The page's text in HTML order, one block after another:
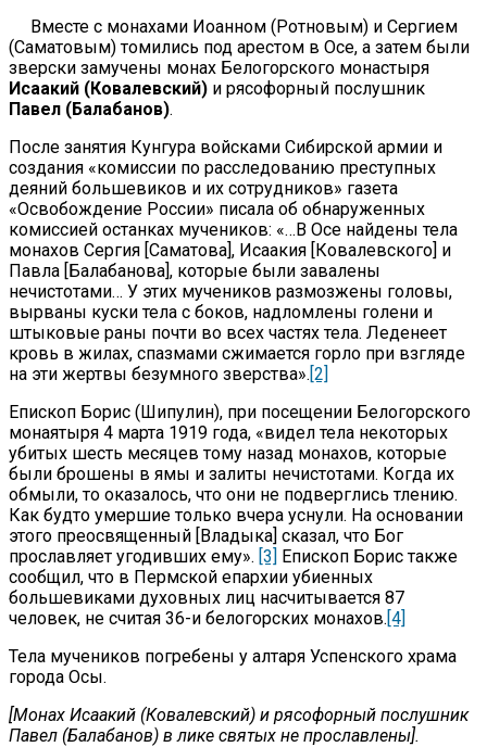
Вместе с монахами Иоанном (Ротновым) и Сергием
(Саматовым) томились под арестом в Осе, а затем были
зверски замучены монах Белогорского монастыря
Исаакий (Ковалевский) и рясофорный послушник
Павел (Балабанов).
После занятия Кунгура войсками Сибирской армии и
создания «комиссии по расследованию преступных
деяний большевиков и их сотрудников» газета
«Освобождение России» писала об обнаруженных
комиссией останках мучеников: «…В Осе найдены тела
монахов Сергия [Саматова], Исаакия [Ковалевского] и
Павла [Балабанова], которые были завалены
нечистотами… У этих мучеников размозжены головы,
вырваны куски тела с боков, надломлены голени и
штыковые раны почти во всех частях тела. Леденеет
кровь в жилах, спазмами сжимается горло при взгляде
на эти жертвы безумного зверства».[2]
Епископ Борис (Шипулин), при посещении Белогорского
монаятыря 4 марта 1919 года, «видел тела некоторых
убитых шесть месяцев тому назад монахов, которые
были брошены в ямы и залиты нечистотами. Когда их
обмыли, то оказалось, что они не подверглись тлению.
Как будто умершие только вчера уснули. На основании
этого преосвященный [Владыка] сказал, что Бог
прославляет угодивших ему». [3] Епископ Борис также
сообщил, что в Пермской епархии убиенных
большевиками духовных лиц насчитывается 87
человек, не считая 36-и белогорских монахов.[4]
Тела мучеников погребены у алтаря Успенского храма
города Осы.
[Монах Исаакий (Ковалевский) и рясофорный послушник
Павел (Балабанов) в лике святых не прославлены].